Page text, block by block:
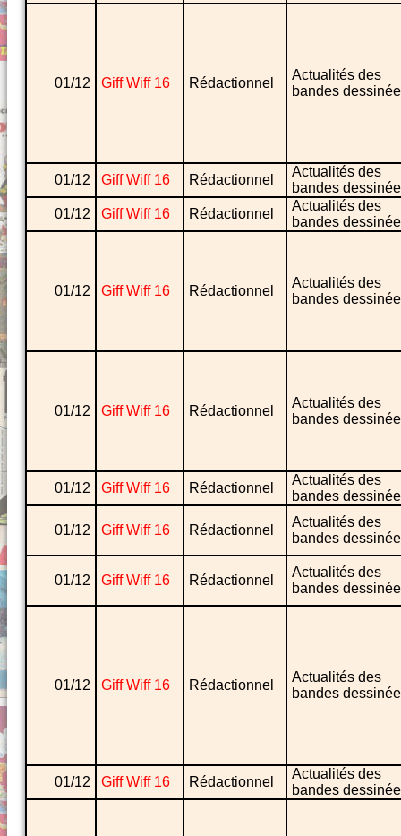
01/12 Giff Wiff 16 Rédactionnel
Actualités des
bandes
01/12 Giff Wiff 16 Rédactionnel
Actualités des
bandes
01/12
Giff Wiff 16 Rédactionnel
Actualités des
bandes
01/12 Giff Wiff 16 Rédactionnel
Actualités des
bandes
01/12 Giff Wiff 16 Rédactionnel
Actualités des
bandes
01/12 Giff Wiff 16 Rédactionnel
Actualités des
bandes
01/12 Giff Wiff 16 Rédactionnel
Actualités des
bandes
01/12 Giff Wiff 16 Rédactionnel
Actualités des
bandes
01/12 Giff Wiff 16 Rédactionnel
Actualités des
bandes
01/12 Giff Wiff 16 Rédactionnel
Actualités des
bandes